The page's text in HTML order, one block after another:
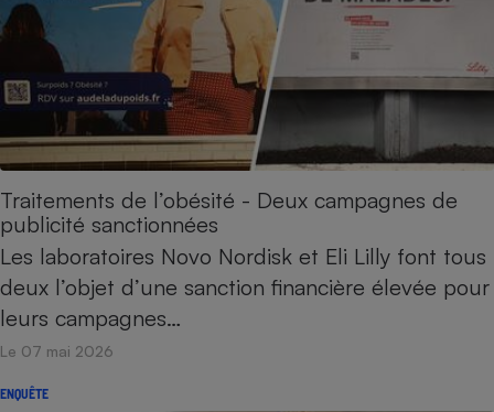
Traitements de l’obésité - Deux campagnes de
publicité sanctionnées
Les laboratoires Novo Nordisk et Eli Lilly font tous
deux l’objet d’une sanction financière élevée pour
leurs campagnes…
Le 07 mai 2026
ENQUÊTE